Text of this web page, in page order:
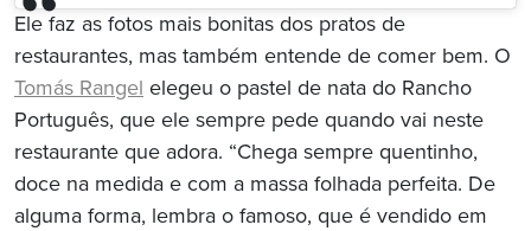
Ele faz as fotos mais bonitas dos pratos de
restaurantes, mas também entende de comer bem. O
Tomás Rangel elegeu o pastel de nata do Rancho
Português, que ele sempre pede quando vai neste
restaurante que adora. “Chega sempre quentinho,
doce na medida e com a massa folhada perfeita. De
alguma forma, lembra o famoso, que é vendido em